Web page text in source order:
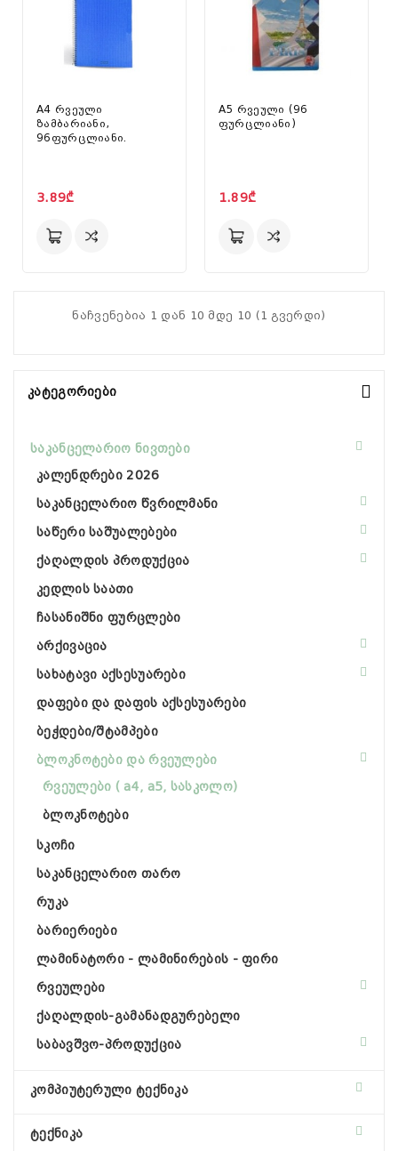
A4 რვეული
ზამბარიანი,
96ფურცლიანი.
3.89₾
A5 რვეული (96
ფურცლიანი)
1.89₾
ნაჩვენებია 1 დან 10 მდე 10 (1 გვერდი)
Კატეგორიები
საკანცელარიო ნივთები
კალენდრები 2026
საკანცელარიო წვრილმანი
საწერი საშუალებები
ქაღალდის პროდუქცია
კედლის საათი
ჩასანიშნი ფურცლები
არქივაცია
სახატავი აქსესუარები
დაფები და დაფის აქსესუარები
ბეჭდები/შტამპები
ბლოკნოტები და რვეულები
რვეულები ( a4, a5, სასკოლო)
ბლოკნოტები
სკოჩი
საკანცელარიო თარო
რუკა
ბარიერიები
ლამინატორი - ლამინირების - ფირი
რვეულები
ქაღალდის-გამანადგურებელი
საბავშვო-პროდუქცია
კომპიუტერული ტექნიკა
ტექნიკა